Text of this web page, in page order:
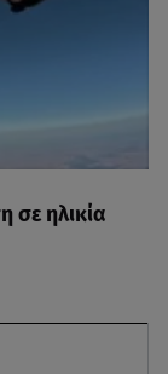
σε ηλικία